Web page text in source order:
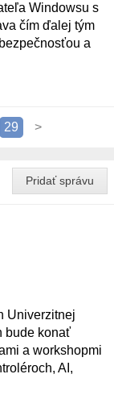
Windowsu s
čím ďalej tým
a
29 >
Pridať správu
Univerzitnej
bude konať
a workshopmi
AI,